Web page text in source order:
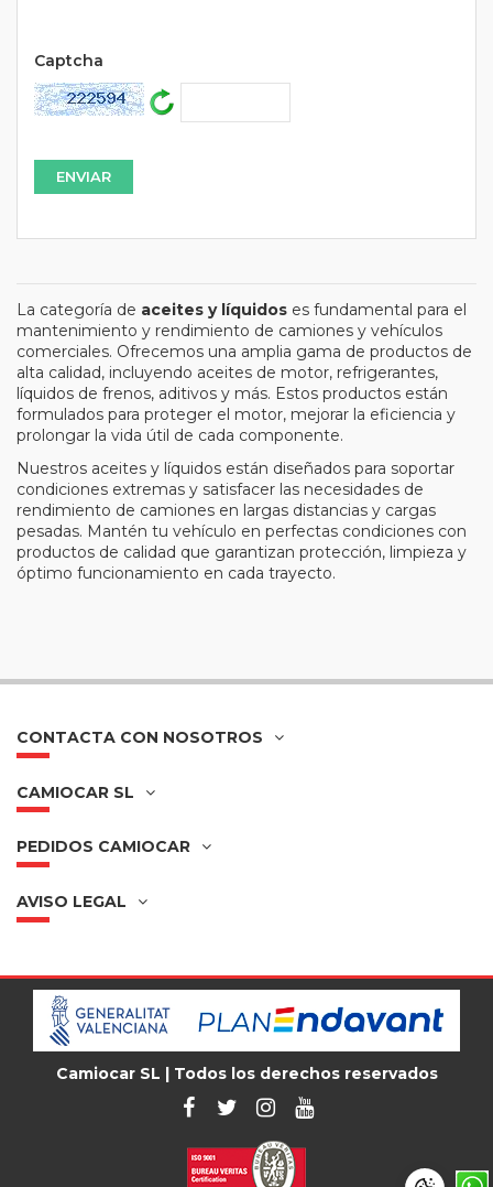
Captcha
La categoría de aceites y líquidos es fundamental para el
mantenimiento y rendimiento de camiones y vehículos
comerciales. Ofrecemos una amplia gama de productos de
alta calidad, incluyendo aceites de motor, refrigerantes,
líquidos de frenos, aditivos y más. Estos productos están
formulados para proteger el motor, mejorar la eficiencia y
prolongar la vida útil de cada componente.
Nuestros aceites y líquidos están diseñados para soportar
condiciones extremas y satisfacer las necesidades de
rendimiento de camiones en largas distancias y cargas
pesadas. Mantén tu vehículo en perfectas condiciones con
productos de calidad que garantizan protección, limpieza y
óptimo funcionamiento en cada trayecto.
CONTACTA CON NOSOTROS
CAMIOCAR SL
PEDIDOS CAMIOCAR
AVISO LEGAL
Camiocar SL | Todos los derechos reservados